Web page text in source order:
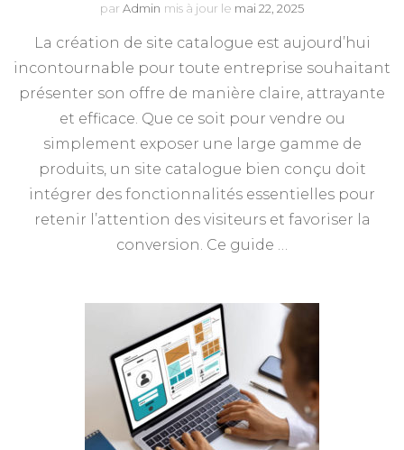
par Admin mis à jour le mai 22, 2025
La création de site catalogue est aujourd’hui
incontournable pour toute entreprise souhaitant
présenter son offre de manière claire, attrayante
et efficace. Que ce soit pour vendre ou
simplement exposer une large gamme de
produits, un site catalogue bien conçu doit
intégrer des fonctionnalités essentielles pour
retenir l’attention des visiteurs et favoriser la
conversion. Ce guide …